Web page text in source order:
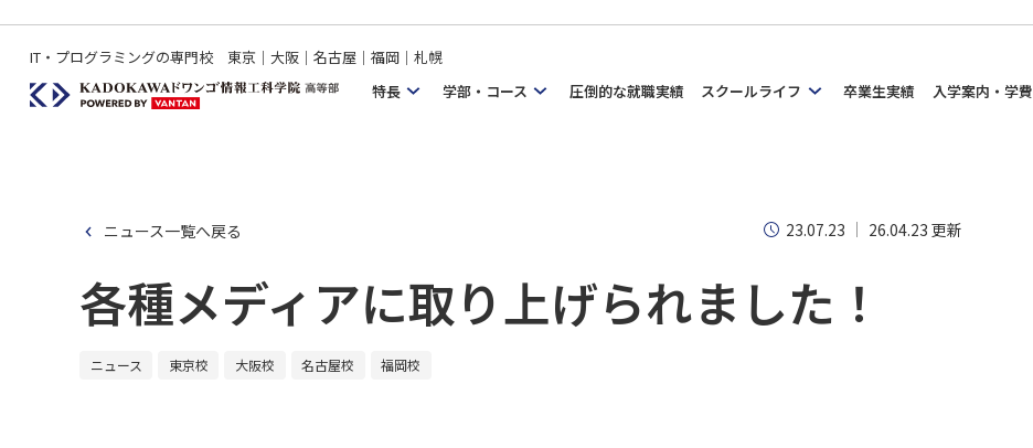
IT・プログラミングの専門校 東京｜大阪｜名古屋｜福岡｜札幌
特長
学部・コース 圧倒的な就職実績 スクールライフ 卒業生実績 入学案内・学費
ニュース一覧へ戻る 23.07.23 26.04.23 更新
各種メディアに取り上げられました！
ニュース 東京校 大阪校 名古屋校 福岡校